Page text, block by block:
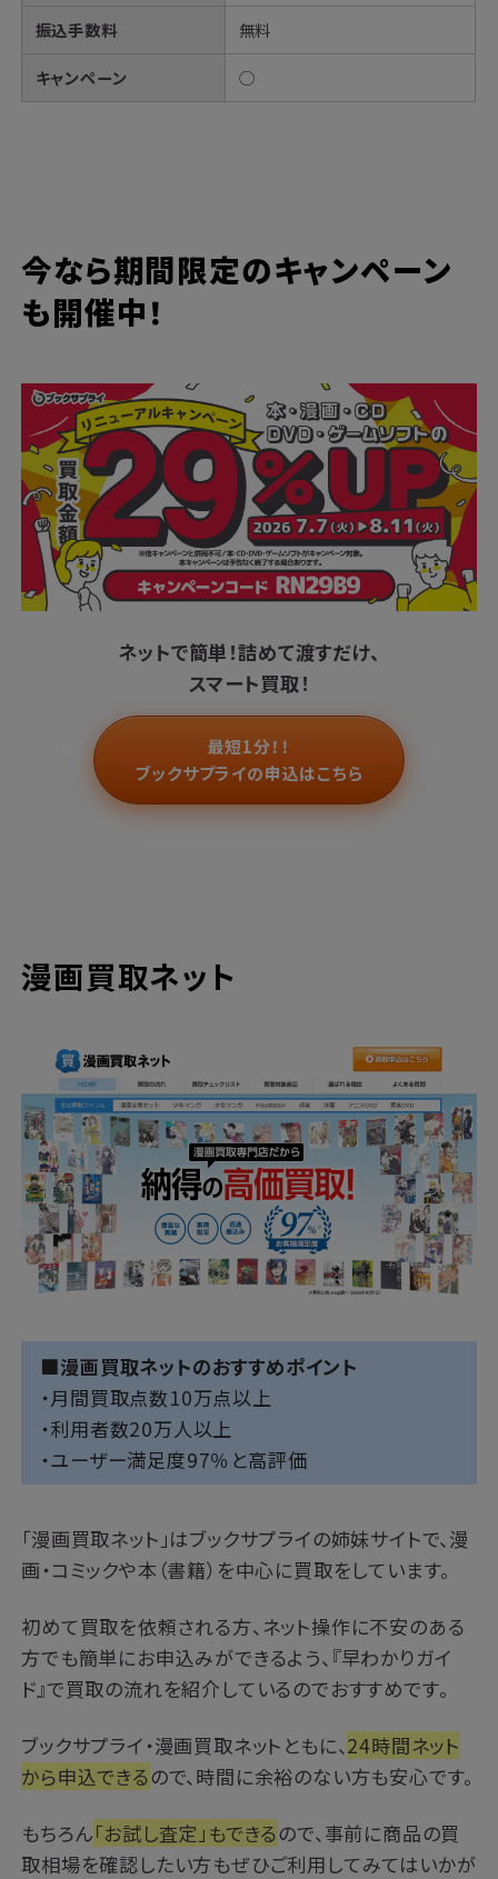
振込手数料 無料
キャンペーン ◯
今なら期間限定のキャンペーン
も開催中！
ネットで簡単！詰めて渡すだけ、
スマート買取！
最短1分！！
ブックサプライの申込はこちら
漫画買取ネット
■漫画買取ネットのおすすめポイント
・月間買取点数10万点以上
・利用者数20万人以上
・ユーザー満足度97％と高評価
「漫画買取ネット」はブックサプライの姉妹サイトで、漫
画・コミックや本（書籍）を中心に買取をしています。
初めて買取を依頼される方、ネット操作に不安のある
方でも簡単にお申込みができるよう、『早わかりガイ
ド』で買取の流れを紹介しているのでおすすめです。
ブックサプライ・漫画買取ネットともに、24時間ネット
から申込できるので、時間に余裕のない方も安心です。
もちろん「お試し査定」もできるので、事前に商品の買
取相場を確認したい方もぜひご利用してみてはいかが